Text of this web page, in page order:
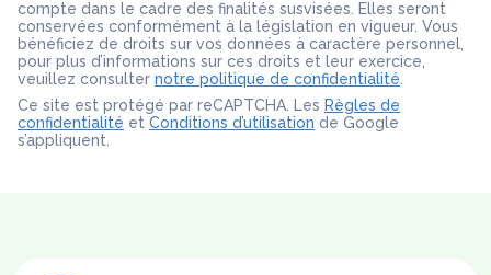
compte dans le cadre des finalités susvisées. Elles seront
conservées conformément à la législation en vigueur. Vous
bénéficiez de droits sur vos données à caractère personnel,
pour plus d’informations sur ces droits et leur exercice,
veuillez consulter notre politique de confidentialité
Ce site est protégé par reCAPTCHA. Les Règles de
confidentialité et Conditions d’utilisation de Google
s’appliquent.